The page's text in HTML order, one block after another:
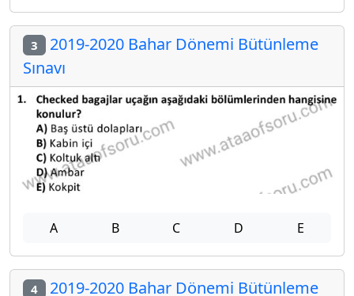
3 2019-2020 Bahar Dönemi Bütünleme
Sınavı
A B C D E
4 2019-2020 Bahar Dönemi Bütünleme